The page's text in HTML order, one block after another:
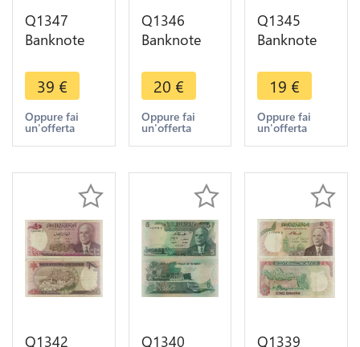
Q1347
Banknote
Dinars
Habib
Bourguiba
1980 ->
39 €
Oppure fai
un'offerta
Q1346
Banknote
Dinars 1987
UNC ->
Make offer
20 €
Oppure fai
un'offerta
Q1345
Banknote
Dinar Habib
Bourguiba
1973 UNC -
> Make
19 €
Oppure fai
un'offerta
Q1342 Q1340 Q1339